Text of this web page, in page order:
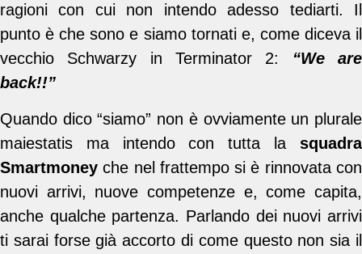
ragioni con cui non intendo adesso tediarti. Il
punto è che sono e siamo tornati e, come diceva il
vecchio Schwarzy in Terminator 2:
“We are
back!!”
Quando dico “siamo” non è ovviamente un plurale
maiestatis ma intendo con tutta la squadra
Smartmoney che nel frattempo si è rinnovata con
nuovi arrivi, nuove competenze e, come capita,
anche qualche partenza. Parlando dei nuovi arrivi
ti sarai forse già accorto di come questo non sia il